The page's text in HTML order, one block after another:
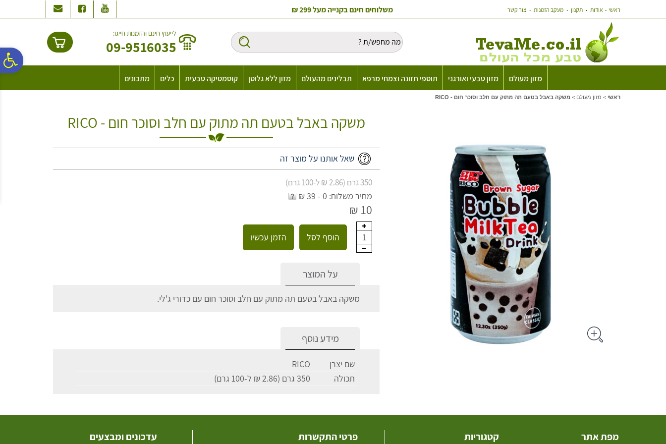
נגישות
אתר
המרכזי
ראשי אודות תקנון מעקב הזמנות צור קשר משלוחים חינם בקנייה מעל 299 ₪
לייעוץ חינם והזמנות חייגו:
09-9516035
מזון מעולם מזון טבעי ואורגני תוספי תזונה וצמחי מרפא תבלינים מהעולם מזון ללא גלוטן קוסמטיקה טבעית כלים מתכונים
ראשי > מזון מעולם > משקה באבל בטעם תה מתוק עם חלב וסוכר חום - RICO
משקה באבל בטעם תה מתוק עם חלב וסוכר חום - RICO
שאל אותנו על מוצר זה
350 גרם (2.86 ₪ ל-100 גרם)
מחיר משלוח: 0 - 39 ₪
10 ₪
1 הוסף לסל הזמן עכשיו
על המוצר
משקה באבל בטעם תה מתוק עם חלב וסוכר חום עם כדורי ג'לי.
מידע נוסף
שם יצרן
RICO
תכולה
350 גרם (2.86 ₪ ל-100 גרם)
מפת אתר קטגוריות פרטי התקשרות עדכונים ומבצעים